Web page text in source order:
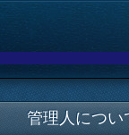
管理人につい